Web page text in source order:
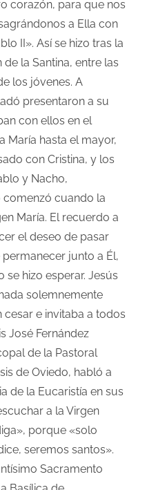
corazón, para que nos
a Ella con
II». Así se hizo tras la
la Santina, entre las
los jóvenes. A
presentaron a su
con ellos en el
María hasta el mayor,
con Cristina, y los
y Nacho,
comenzó cuando la
María. El recuerdo a
el deseo de pasar
junto a Él,
se hizo esperar. Jesús
solemnemente
e invitaba a todos
José Fernández
de la Pastoral
de Oviedo, habló a
de la Eucaristía en sus
a la Virgen
porque «solo
seremos santos».
Sacramento